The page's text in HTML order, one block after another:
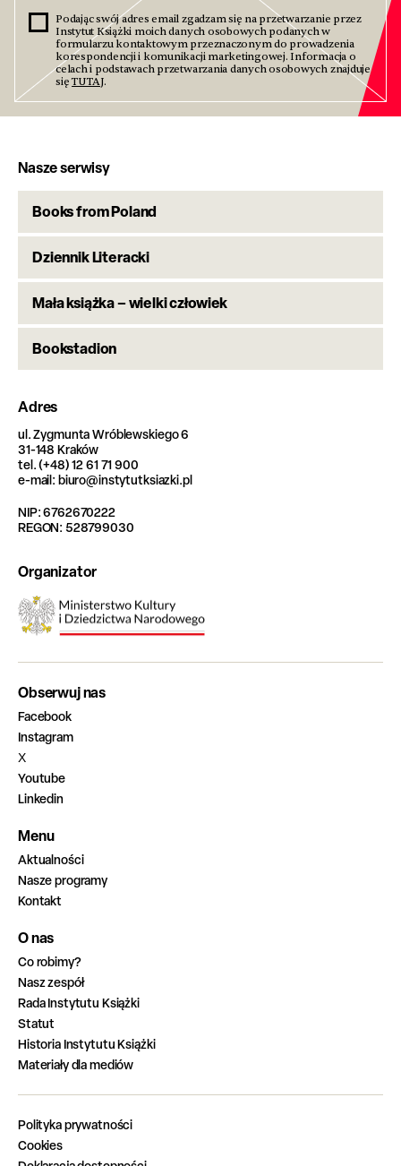
Podając swój adres email zgadzam się na przetwarzanie przez
Instytut Książki moich danych osobowych podanych w
formularzu kontaktowym przeznaczonym do prowadzenia
korespondencji i komunikacji marketingowej. Informacja o
celach i podstawach przetwarzania danych osobowych znajduje
sięTUTAJ.
Nasze serwisy
Books from Poland
Dziennik Literacki
Mała książka – wielki człowiek
Bookstadion
Adres
ul. Zygmunta Wróblewskiego 6
31-148 Kraków
tel. (+48) 12 61 71 900
e-mail: biuro@instytutksiazki.pl
NIP: 6762670222
REGON: 528799030
Organizator
Obserwuj nas
Facebook
Instagram
X
Youtube
Linkedin
Menu
Aktualności
Nasze programy
Kontakt
O nas
Co robimy?
Nasz zespół
Rada Instytutu Książki
Statut
Historia Instytutu Książki
Materiały dla mediów
Polityka prywatności
Cookies